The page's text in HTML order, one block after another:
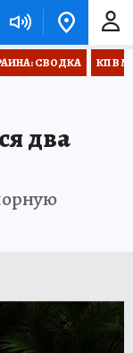
СВОДКА КП В
два